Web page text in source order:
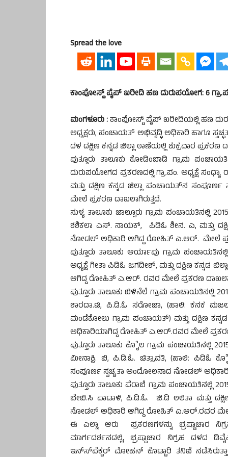
Spread the love
ಕಾಂಪೋಸ್ಟ್ ಪೈಪ್ ಖರೀದಿ ಹಣ ದುರುಪಯೋಗ: 6
ಮಂಗಳೂರು :ಕಾಂಪೋಸ್ಟ್ ಪೈಪ್ ಖರೀದಿಯಲ್ಲಿ ಹಣ
ಅಧ್ಯಕ್ಷರು, ಪಂಚಾಯತ್ ಅಭಿವೃದ್ಧಿ ಅಧಿಕಾರಿ ಹಾಗೂ
ದಳ ದಕ್ಷಿಣ ಕನ್ನಡ ಜಿಲ್ಲಾ ಠಾಣೆಯಲ್ಲಿ ಶುಕ್ರವಾರ
ಪುತ್ತೂರು ತಾಲೂಕು ಕೋಡಿಂಬಾಡಿ ಗ್ರಾಮ
ದುರುಪಯೋಗದ ಪ್ರಕರಣದಲ್ಲಿ ಗ್ರಾ.ಪಂ. ಅಧ್ಯಕ್ಷೆ
ಮತ್ತು ದಕ್ಷಿಣ ಕನ್ನಡ ಜಿಲ್ಲಾ ಪಂಚಾಯತ್‍ನ
ಮೇಲೆ ಪ್ರಕರಣ ದಾಖಲಾಗಿರುತ್ತದೆ.
ಸುಳ್ಯ ತಾಲೂಕು ಜಾಲ್ಸೂರು ಗ್ರಾಮ ಪಂಚಾಯತಿನಲ್ಲಿ
ಶಶಿಕಲಾ ಎಸ್. ನಾಯಕ್, ಪಿಡಿಓ ಶೀನ. ಎ, ಮತ್ತು
ನೋಡಲ್ ಅಧಿಕಾರಿ ಆಗಿದ್ದ ರೋಹಿತ್ ಎ.ಆರ್. ಮೇಲೆ
ಪುತ್ತೂರು ತಾಲೂಕು ಆರ್ಯಾಪು ಗ್ರಾಮ
ಅಧ್ಯಕ್ಷೆ ಗೀತಾ ಪಿಡಿಓ ಜಗದೀಶ್, ಮತ್ತು ದಕ್ಷಿಣ
ಆಗಿದ್ದ ರೋಹಿತ್ ಎ.ಆರ್. ರವರ ಮೇಲೆ ಪ್ರಕರಣ
ಪುತ್ತೂರು ತಾಲೂಕು ಬಿಳಿನೆಲೆ ಗ್ರಾಮ ಪಂಚಾಯತಿನಲ್ಲಿ
ಶಾರದಾ.ಟಿ, ಪಿ.ಡಿ.ಓ ಸರೋಜಾ, (ಹಾಲಿ: ಕನಕ
ಮಂಡೆಕೋಲು ಗ್ರಾಮ ಪಂಚಾಯತ್) ಮತ್ತು ದಕ್ಷಿಣ
ಅಧಿಕಾರಿಯಾಗಿದ್ದ ರೋಹಿತ್ ಎ.ಆರ್.ರವರ ಮೇಲೆ ಪ್ರಕರಣ
ಪುತ್ತೂರು ತಾಲೂಕು ಕೊೈಲ ಗ್ರಾಮ ಪಂಚಾಯತಿನಲ್ಲಿ
ಮೀನಾಕ್ಷಿ. ಬಿ, ಪಿ.ಡಿ.ಓ. ಚಿತ್ರಾವತಿ, (ಹಾಲಿ: ಪಿಡಿಓ
ಸಂಪೂರ್ಣ ಸ್ವಚ್ಚತಾ ಅಂದೋಲನಾದ ನೋಡಲ್
ಪುತ್ತೂರು ತಾಲೂಕು ಪೆರಾಬೆ ಗ್ರಾಮ ಪಂಚಾಯತಿನಲ್ಲಿ
ಬೇಬಿ.ಸಿ ಪಾಟಾಳಿ, ಪಿ.ಡಿ.ಓ. ಜಿ.ಡಿ ಲಲಿತಾ ಮತ್ತು
ನೋಡಲ್ ಅಧಿಕಾರಿ ಆಗಿದ್ದ ರೋಹಿತ್ ಎ.ಆರ್.ರವರ ಮೇಲೆ
ಈ ಎಲ್ಲಾ ಆರು ಪ್ರಕರಣಗಳನ್ನು ಭ್ರಷ್ಟಾಚಾರ
ಮಾರ್ಗದರ್ಶನದಲ್ಲಿ, ಭ್ರಷ್ಟಾಚಾರ ನಿಗ್ರಹ ದಳದ
ಇನ್ಸ್‍ಪೆಕ್ಟರ್ ಮೋಹನ್ ಕೊಟ್ಟಾರಿ ತನಿಖೆ